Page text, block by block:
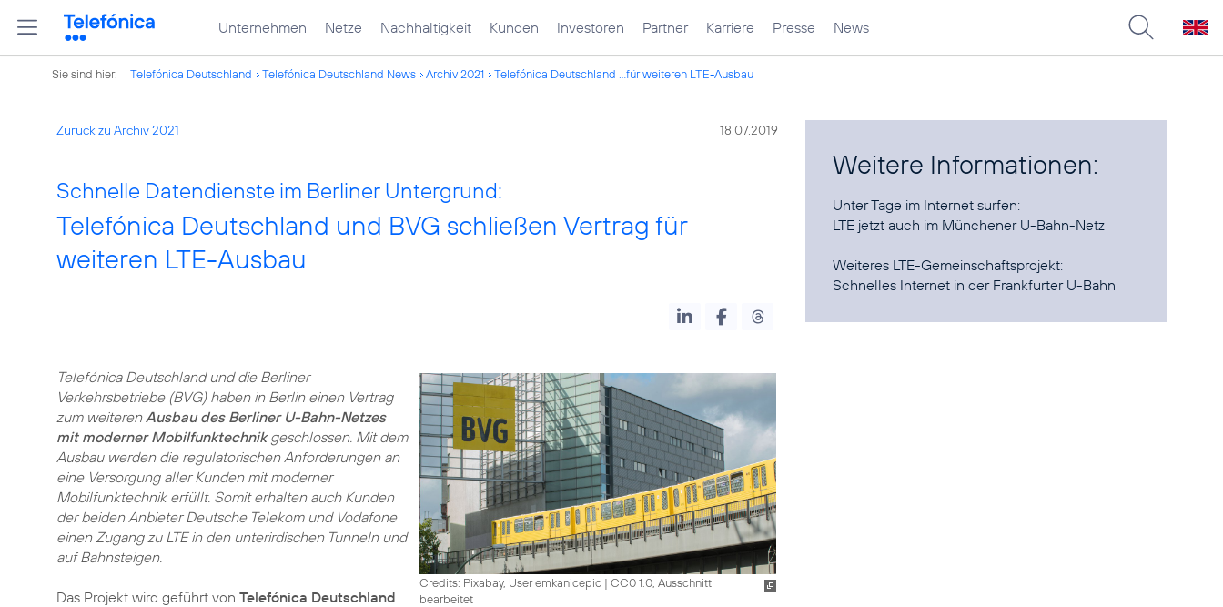
Unternehmen Netze Nachhaltigkeit Kunden Investoren Partner Karriere Presse News
Sie sind hier: Telefónica Deutschland Telefónica Deutschland News Archiv 2021 Telefónica Deutschland ...für weiteren LTE-Ausbau
Zurück zu Archiv 2021 18.07.2019
Schnelle Datendienste im Berliner Untergrund:
Telefónica Deutschland und BVG schließen Vertrag für
weiteren LTE-Ausbau
Credits: Pixabay, User emkanicepic| CC0 1.0, Ausschnitt
bearbeitet
Telefónica Deutschland und die Berliner
Verkehrsbetriebe (BVG) haben in Berlin einen Vertrag
zum weiterenAusbau des Berliner U-Bahn-Netzes
mit moderner Mobilfunktechnikgeschlossen. Mit dem
Ausbau werden die regulatorischen Anforderungen an
eine Versorgung aller Kunden mit moderner
Mobilfunktechnik erfüllt. Somit erhalten auch Kunden
der beiden Anbieter Deutsche Telekom und Vodafone
einen Zugang zu LTE in den unterirdischen Tunneln und
auf Bahnsteigen.
Das Projekt wird geführt von Telefónica Deutschland.
Weitere Informationen:
LTE jetzt auch im Münchener U-Bahn-Netz
Schnelles Internet in der Frankfurter U-Bahn